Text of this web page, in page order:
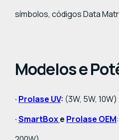
símbolos, códigos Data
Modelos e
· Prolase UV: (3W, 5W, 10W)
·SmartBoxe Prolase OEM